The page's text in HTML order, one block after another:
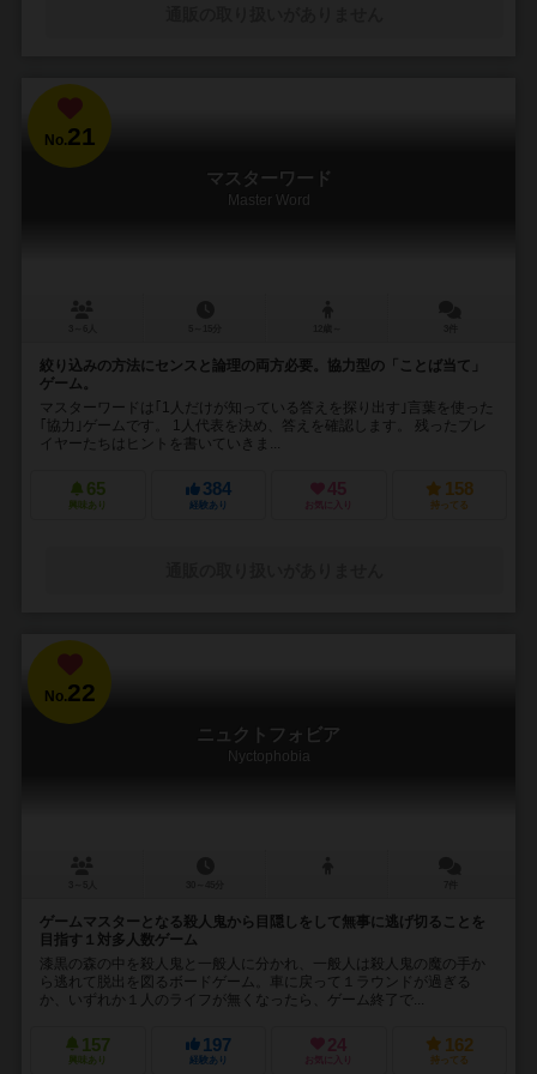
No.21
マスターワード
Master Word
絞り込みの方法にセンスと論理の両方必要。協力型の「ことば当て」
ゲーム。
マスターワードは｢1人だけが知っている答えを探り出す｣言葉を使った
｢協力｣ゲームです。 1人代表を決め、答えを確認します。 残ったプレ
イヤーたちはヒントを書いていきま...
65
興味あり
384
経験あり
45
お気に入り
158
持ってる
No.22
ニュクトフォビア
Nyctophobia
ゲームマスターとなる殺人鬼から目隠しをして無事に逃げ切ることを
目指す１対多人数ゲーム
漆黒の森の中を殺人鬼と一般人に分かれ、一般人は殺人鬼の魔の手か
ら逃れて脱出を図るボードゲーム。車に戻って１ラウンドが過ぎる
か、いずれか１人のライフが無くなったら、ゲーム終了で...
157
興味あり
197
経験あり
24
お気に入り
162
持ってる